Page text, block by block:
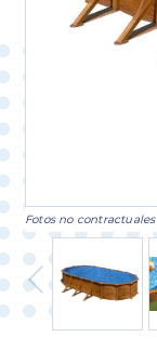
Fotos no contractuales